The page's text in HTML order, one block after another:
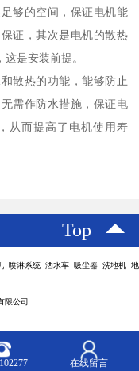
够的空间，保证电机能
证，其次是电机的散热
是安装前提。
散热的功能，能够防止
需作防水措施，保证电
从而提高了电机使用寿
Top
喷淋系统 洒水车 吸尘器 洗地机 地
限公司
在线留言